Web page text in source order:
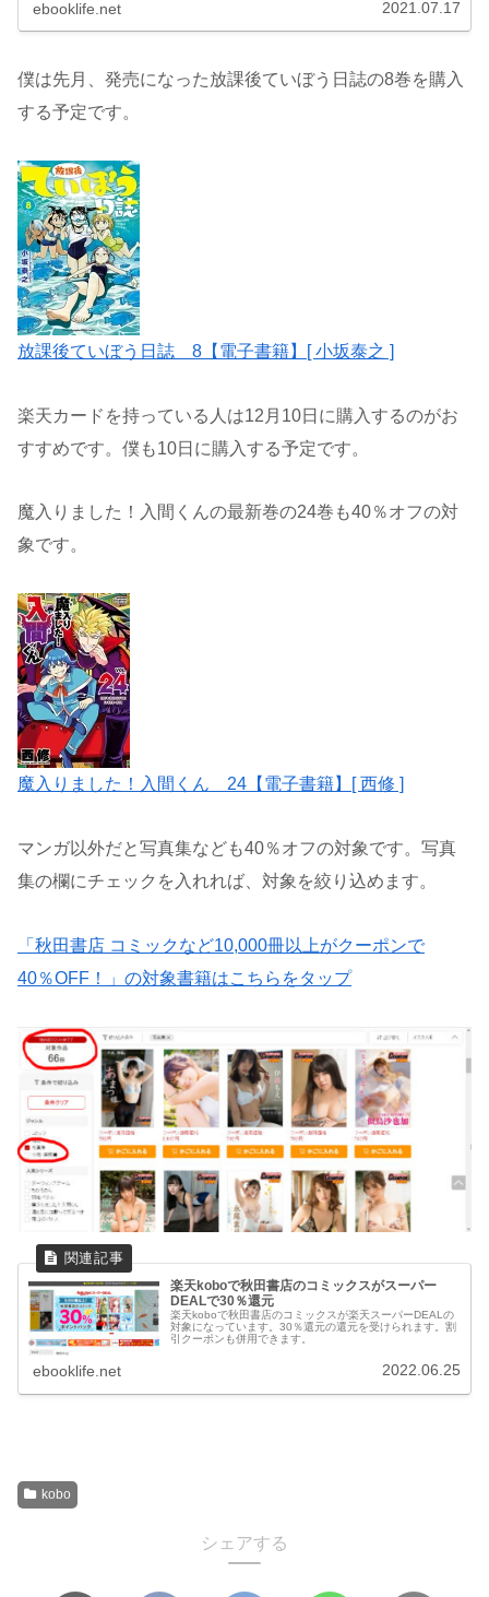
ebooklife.net 2021.07.17
僕は先月、発売になった放課後ていぼう日誌の8巻を購入
する予定です。
放課後ていぼう日誌 8【電子書籍】[ 小坂泰之 ]
楽天カードを持っている人は12月10日に購入するのがお
すすめです。僕も10日に購入する予定です。
魔入りました！入間くんの最新巻の24巻も40％オフの対
象です。
魔入りました！入間くん 24【電子書籍】[ 西修 ]
マンガ以外だと写真集なども40％オフの対象です。写真
集の欄にチェックを入れれば、対象を絞り込めます。
「秋田書店 コミックなど10,000冊以上がクーポンで
40％OFF！」の対象書籍はこちらをタップ
楽天koboで秋田書店のコミックスがスーパー
DEALで30％還元
楽天koboで秋田書店のコミックスが楽天スーパーDEALの
対象になっています。30％還元の還元を受けられます。割
引クーポンも併用できます。
ebooklife.net 2022.06.25
kobo
シェアする